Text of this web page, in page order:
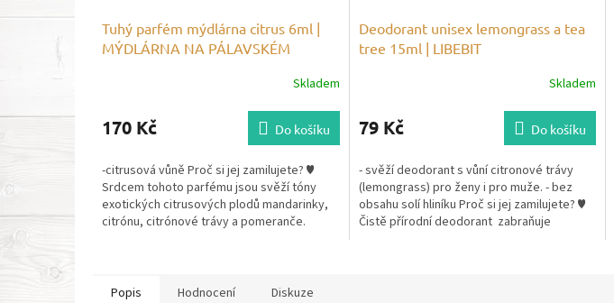
Tuhý parfém mýdlárna citrus 6ml |
MÝDLÁRNA NA PÁLAVSKÉM
Skladem
170 Kč Do košíku
-citrusová vůně Proč si jej zamilujete? ♥
Srdcem tohoto parfému jsou svěží tóny
exotických citrusových plodů mandarinky,
citrónu, citrónové trávy a pomeranče.
Deodorant unisex lemongrass a tea
tree 15ml | LIBEBIT
Skladem
79 Kč Do košíku
- svěží deodorant s vůní citronové trávy
(lemongrass) pro ženy i pro muže. - bez
obsahu solí hliníku Proč si jej zamilujete? ♥
Čistě přírodní deodorant zabraňuje
Popis Hodnocení Diskuze